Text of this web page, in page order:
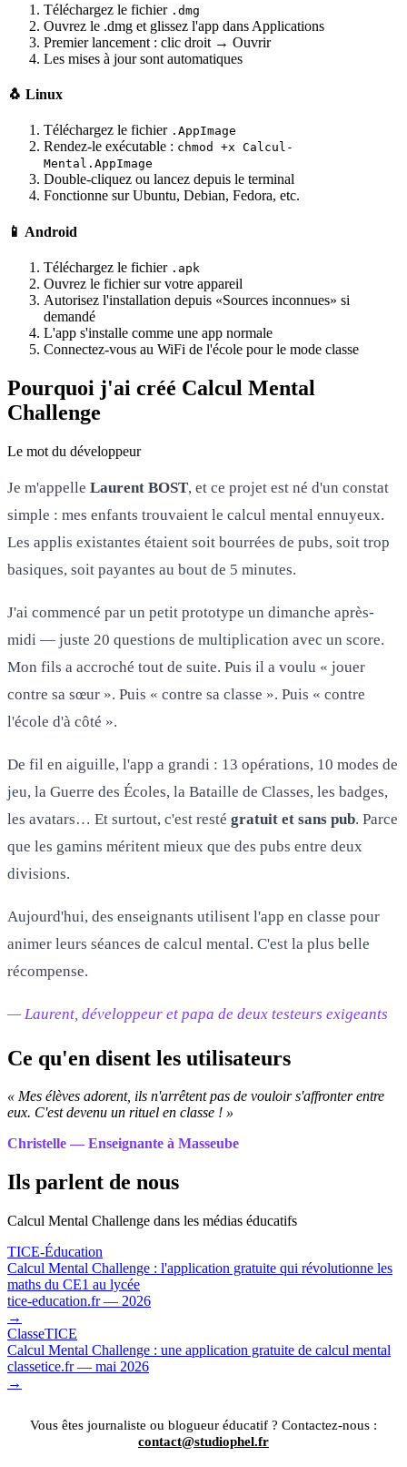
Téléchargez le fichier .dmg
Ouvrez le .dmg et glissez l'app dans Applications
Premier lancement : clic droit → Ouvrir
Les mises à jour sont automatiques
🐧 Linux
Téléchargez le fichier .AppImage
Rendez-le exécutable : chmod +x Calcul-
Mental.AppImage
Double-cliquez ou lancez depuis le terminal
Fonctionne sur Ubuntu, Debian, Fedora, etc.
📱 Android
Téléchargez le fichier .apk
Ouvrez le fichier sur votre appareil
Autorisez l'installation depuis «Sources inconnues» si
demandé
L'app s'installe comme une app normale
Connectez-vous au WiFi de l'école pour le mode classe
Pourquoi j'ai créé Calcul Mental
Challenge
Le mot du développeur
Je m'appelle Laurent BOST, et ce projet est né d'un constat
simple : mes enfants trouvaient le calcul mental ennuyeux.
Les applis existantes étaient soit bourrées de pubs, soit trop
basiques, soit payantes au bout de 5 minutes.
J'ai commencé par un petit prototype un dimanche après-
midi — juste 20 questions de multiplication avec un score.
Mon fils a accroché tout de suite. Puis il a voulu « jouer
contre sa sœur ». Puis « contre sa classe ». Puis « contre
l'école d'à côté ».
De fil en aiguille, l'app a grandi : 13 opérations, 10 modes de
jeu, la Guerre des Écoles, la Bataille de Classes, les badges,
les avatars… Et surtout, c'est resté gratuit et sans pub. Parce
que les gamins méritent mieux que des pubs entre deux
divisions.
Aujourd'hui, des enseignants utilisent l'app en classe pour
animer leurs séances de calcul mental. C'est la plus belle
récompense.
— Laurent, développeur et papa de deux testeurs exigeants
Ce qu'en disent les utilisateurs
« Mes élèves adorent, ils n'arrêtent pas de vouloir s'affronter entre
eux. C'est devenu un rituel en classe ! »
Christelle — Enseignante à Masseube
Ils parlent de nous
Calcul Mental Challenge dans les médias éducatifs
TICE-Éducation
Calcul Mental Challenge : l'application gratuite qui révolutionne les
maths du CE1 au lycée
tice-education.fr — 2026
→
ClasseTICE
Calcul Mental Challenge : une application gratuite de calcul mental
classetice.fr — mai 2026
→
Vous êtes journaliste ou blogueur éducatif ? Contactez-nous :
contact@studiophel.fr